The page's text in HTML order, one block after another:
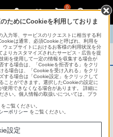
0
要 商品情報 English 中文
は、いろいろな国
実施しています。
ためにCookieを利用しておりま
力等、サービスのリクエストに相当する利
は通常、必須Cookieと呼ばれ、利用を
ェブサイトにおけるお客様の利用状況を分
りカスタマイズされたサービス・広告を提
術を使用して一定の情報を収集する場合が
する場合は、「Cookieを拒否する」をクリ
る場合は、「Cookieを受け入れる」をクリ
する場合は「Cookie設定」をクリックして
ことができます。選択したCookieの設定に
使用できなくなる場合があります。 詳細に
さい。個人情報の取扱いについては、プラ
をご覧ください。
ーポリシー をご覧ください。
設定